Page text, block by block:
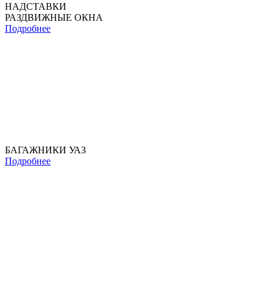
НАДСТАВКИ
РАЗДВИЖНЫЕ ОКНА
Подробнее
БАГАЖНИКИ УАЗ
Подробнее